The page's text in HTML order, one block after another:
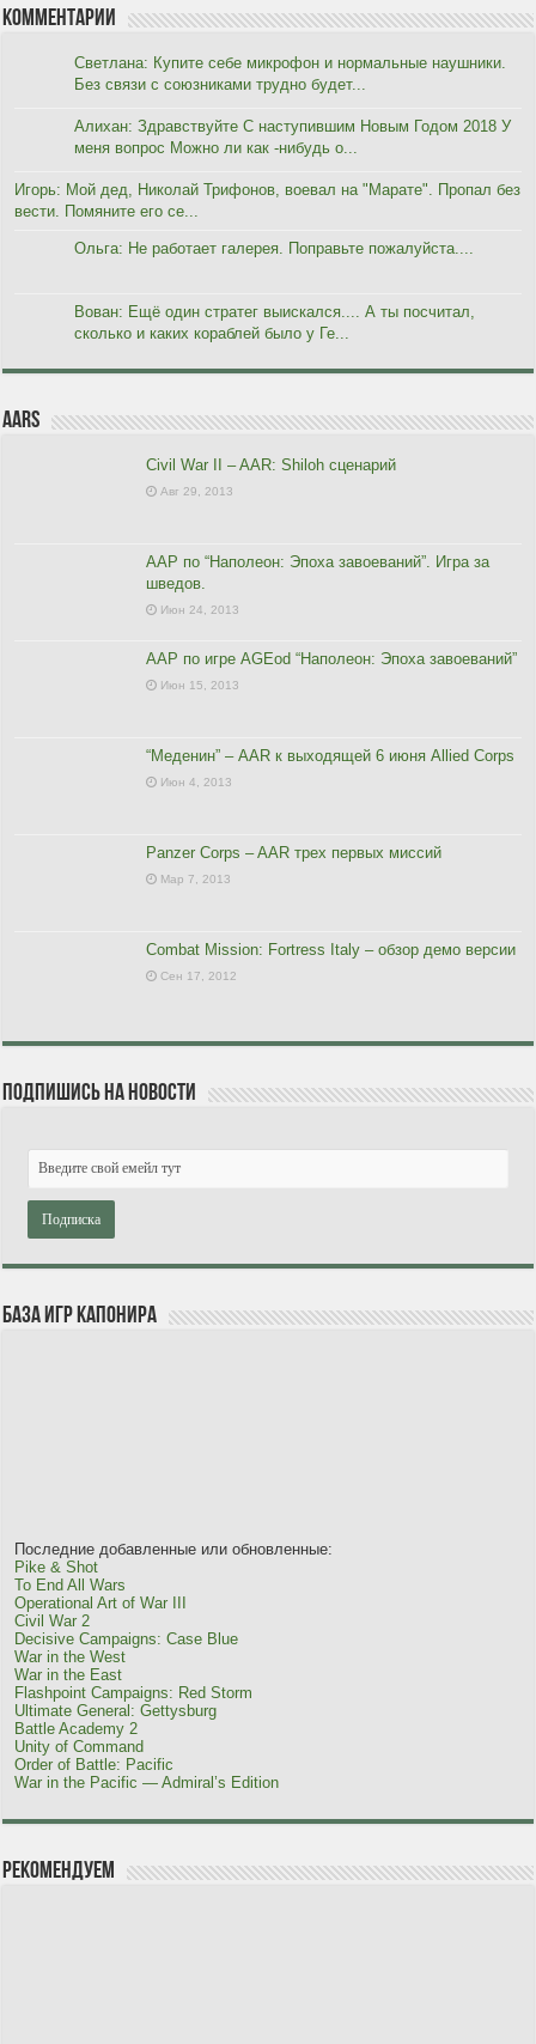
Комментарии
Светлана: Купите себе микрофон и нормальные наушники.
Без связи с союзниками трудно будет...
Алихан: Здравствуйте С наступившим Новым Годом 2018 У
меня вопрос Можно ли как -нибудь о...
Игорь: Мой дед, Николай Трифонов, воевал на "Марате". Пропал без
вести. Помяните его се...
Ольга: Не работает галерея. Поправьте пожалуйста....
Вован: Ещё один стратег выискался.... А ты посчитал,
сколько и каких кораблей было у Ге...
AARs
Civil War II – AAR: Shiloh сценарий
Авг 29, 2013
ААР по “Наполеон: Эпоха завоеваний”. Игра за
шведов.
Июн 24, 2013
ААР по игре AGEod “Наполеон: Эпоха завоеваний”
Июн 15, 2013
“Меденин” – AAR к выходящей 6 июня Allied Corps
Июн 4, 2013
Panzer Corps – AAR трех первых миссий
Мар 7, 2013
Combat Mission: Fortress Italy – обзор демо версии
Сен 17, 2012
Подпишись на новости
База игр Капонира
Последние добавленные или обновленные:
Pike & Shot
To End All Wars
Operational Art of War III
Civil War 2
Decisive Campaigns: Case Blue
War in the West
War in the East
Flashpoint Campaigns: Red Storm
Ultimate General: Gettysburg
Battle Academy 2
Unity of Command
Order of Battle: Pacific
War in the Pacific — Admiral’s Edition
Рекомендуем